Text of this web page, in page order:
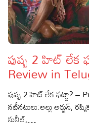
Christianity
Hinduism
Hindi
Lyrics in Hindi
Lyrics in Hindi
Tamil
Lyrics in Tamil
Lyrics in Tamil –
Kannada
Lyrics in
పుష్ప 2 హిట్ లేక
Review in
పుష్ప 2 హిట్ లేక ఫట్టా? –
నటీనటులు:అల్లు
సునీల్,…